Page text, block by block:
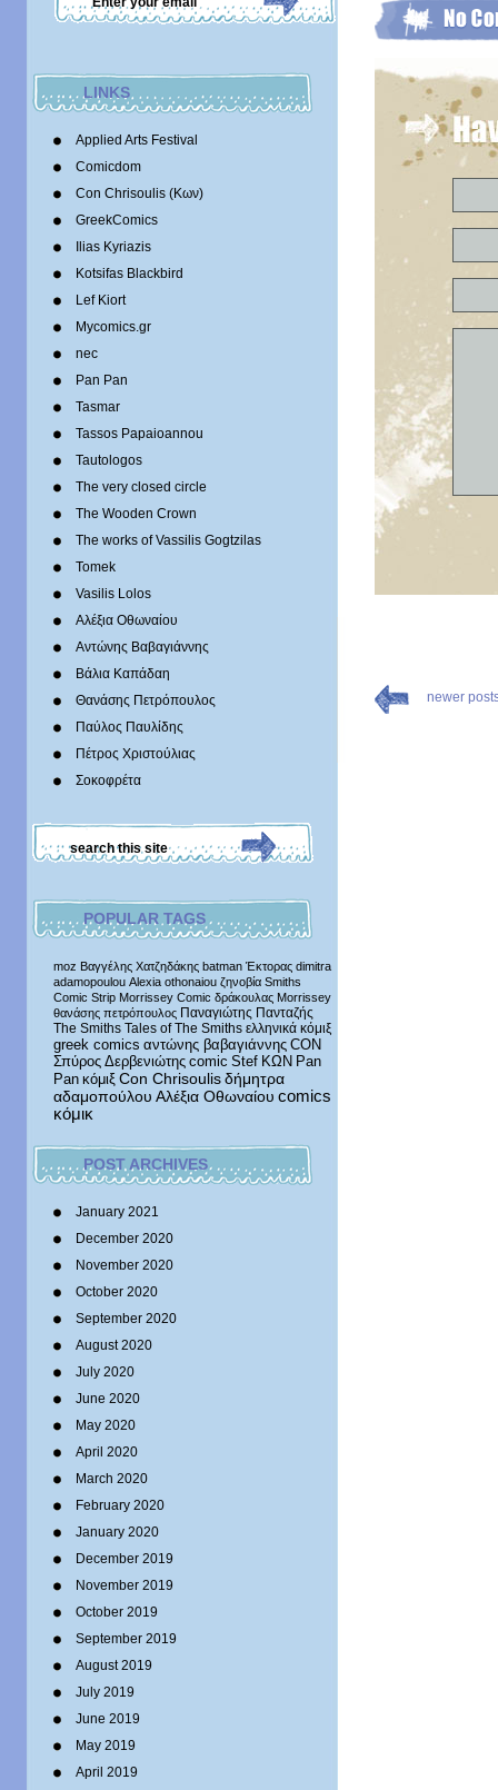
LINKS
Applied Arts Festival
Comicdom
Con Chrisoulis (Κων)
GreekComics
Ilias Kyriazis
Kotsifas Blackbird
Lef Kiort
Mycomics.gr
nec
Pan Pan
Tasmar
Tassos Papaioannou
Tautologos
The very closed circle
The Wooden Crown
The works of Vassilis Gogtzilas
Tomek
Vasilis Lolos
Αλέξια Οθωναίου
Αντώνης Βαβαγιάννης
Βάλια Καπάδαη
Θανάσης Πετρόπουλος
Παύλος Παυλίδης
Πέτρος Χριστούλιας
Σοκοφρέτα
POPULAR TAGS
moz Βαγγέλης Χατζηδάκης batman Έκτορας dimitra
adamopoulou Alexia othonaiou ζηνοβία Smiths
Comic Strip Morrissey Comic δράκουλας Morrissey
θανάσης πετρόπουλος Παναγιώτης Πανταζής
The Smiths Tales of The Smiths ελληνικά κόμιξ
greek comics αντώνης βαβαγιάννης CON
Σπύρος Δερβενιώτης comic Stef ΚΩΝ Pan
Pan κόμιξ Con Chrisoulis δήμητρα
αδαμοπούλου Αλέξια Οθωναίου comics
κόμικ
POST ARCHIVES
January 2021
December 2020
November 2020
October 2020
September 2020
August 2020
July 2020
June 2020
May 2020
April 2020
March 2020
February 2020
January 2020
December 2019
November 2019
October 2019
September 2019
August 2019
July 2019
June 2019
May 2019
April 2019
newer